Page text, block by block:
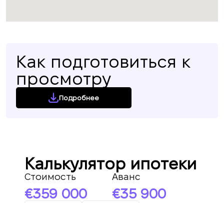
Как подготовиться к
просмотру
Подробнее
Калькулятор ипотеки
Стоимость
359 000
Аванс
35 900